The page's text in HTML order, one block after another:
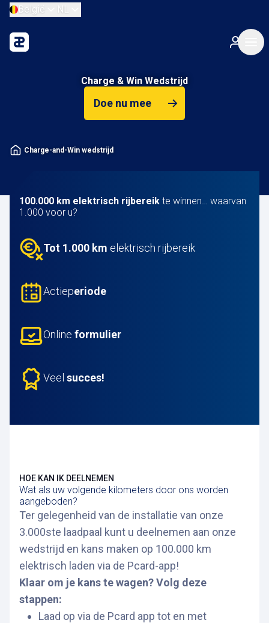
België NL
Charge & Win Wedstrijd
Doe nu mee
Charge-and-Win wedstrijd
100.000 km elektrisch rijbereik te winnen… waarvan
1.000 voor u?
Tot 1.000 km elektrisch rijbereik
Actieperiode
Online formulier
Veel succes!
Wat als uw volgende kilometers door ons worden
aangeboden?
HOE KAN IK DEELNEMEN
Ter gelegenheid van de installatie van onze
3.000ste laadpaal kunt u deelnemen aan onze
wedstrijd en kans maken op 100.000 km
elektrisch laden via de Pcard-app!
Klaar om je kans te wagen? Volg deze
stappen:
Laad op via de Pcard app tot en met